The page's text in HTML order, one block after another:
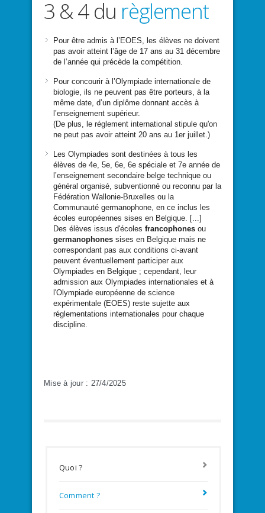
3 & 4 du règlement
Pour être admis à l’EOES, les élèves ne doivent
pas avoir atteint l’âge de 17 ans au 31 décembre
de l’année qui précède la compétition.
Pour concourir à l’Olympiade internationale de
biologie, ils ne peuvent pas être porteurs, à la
même date, d’un diplôme donnant accès à
l’enseignement supérieur.
(De plus, le réglement international stipule qu'on
ne peut pas avoir atteint 20 ans au 1er juillet.)
Les Olympiades sont destinées à tous les
élèves de 4e, 5e, 6e, 6e spéciale et 7e année de
l’enseignement secondaire belge technique ou
général organisé, subventionné ou reconnu par la
Fédération Wallonie-Bruxelles ou la
Communauté germanophone, en ce inclus les
écoles européennes sises en Belgique. [...]
Des élèves issus d'écoles francophones ou
germanophones sises en Belgique mais ne
correspondant pas aux conditions ci-avant
peuvent éventuellement participer aux
Olympiades en Belgique ; cependant, leur
admission aux Olympiades internationales et à
l'Olympiade européenne de science
expérimentale (EOES) reste sujette aux
réglementations internationales pour chaque
discipline.
Mise à jour : 27/4/2025
Quoi ?
Comment ?